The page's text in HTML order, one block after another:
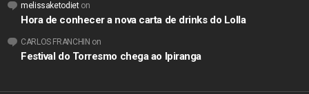
melissaketodieton
Hora de conhecer a nova carta de drinks do Lolla
CARLOS FRANCHIN on
Festival do Torresmo chega ao Ipiranga